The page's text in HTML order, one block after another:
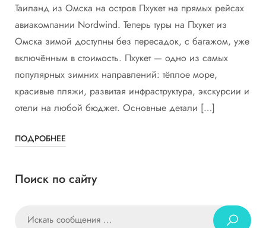
Таиланд из Омска на остров Пхукет на прямых рейсах
авиакомпании Nordwind. Теперь туры на Пхукет из
Омска зимой доступны без пересадок, с багажом, уже
включённым в стоимость. Пхукет — одно из самых
популярных зимних направлений: тёплое море,
красивые пляжи, развитая инфраструктура, экскурсии и
отели на любой бюджет. Основные детали […]
ПОДРОБНЕЕ
Поиск по сайту